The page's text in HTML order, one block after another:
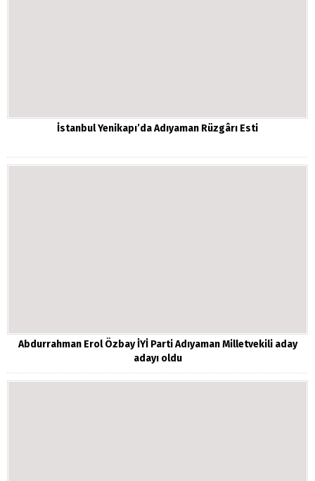
İstanbul Yenikapı’da Adıyaman Rüzgârı Esti
Abdurrahman Erol Özbay İYİ Parti Adıyaman Milletvekili aday
adayı oldu